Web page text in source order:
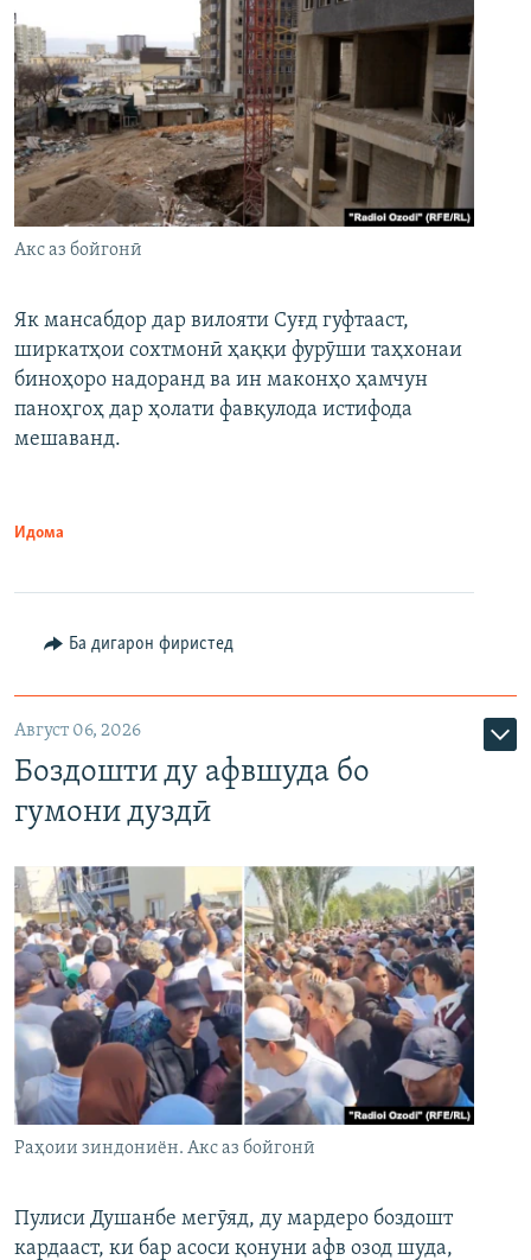
Акс аз бойгонӣ
Як мансабдор дар вилояти Суғд гуфтааст,
ширкатҳои сохтмонӣ ҳаққи фурӯши таҳхонаи
биноҳоро надоранд ва ин маконҳо ҳамчун
паноҳгоҳ дар ҳолати фавқулода истифода
мешаванд.
Идома
Ба дигарон фиристед
Август 06, 2026
Боздошти ду афвшуда бо
гумони дуздӣ
Раҳоии зиндониён. Акс аз бойгонӣ
Пулиси Душанбе мегӯяд, ду мардеро боздошт
кардааст, ки бар асоси қонуни афв озод шуда,